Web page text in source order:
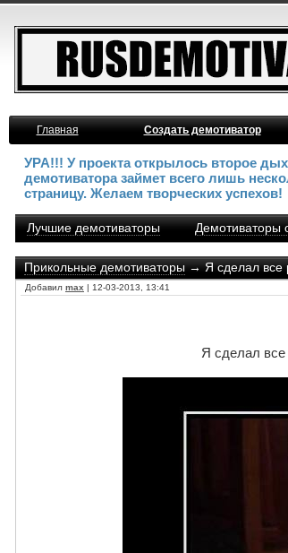
Главная
Создать демотиватор
УРА!!! У проекта открылось второе
демотиватора займет всего лишь
страницу. Желаем творческих успехов!
Лучшие демотиваторы Демотиваторы
Прикольные демотиваторы→ Я сделал все
Добавил max | 12-03-2013, 13:41
Я сделал